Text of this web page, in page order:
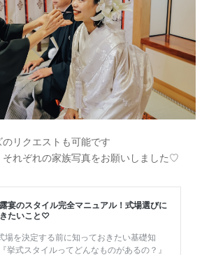
リクエストも可能です
れぞれの家族写真をお願いしました♡